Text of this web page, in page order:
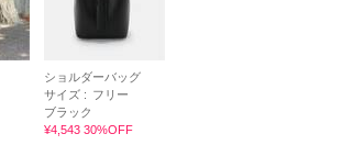
ショルダーバッグ
サイズ : フリー
ブラック
¥4,543 30%OFF